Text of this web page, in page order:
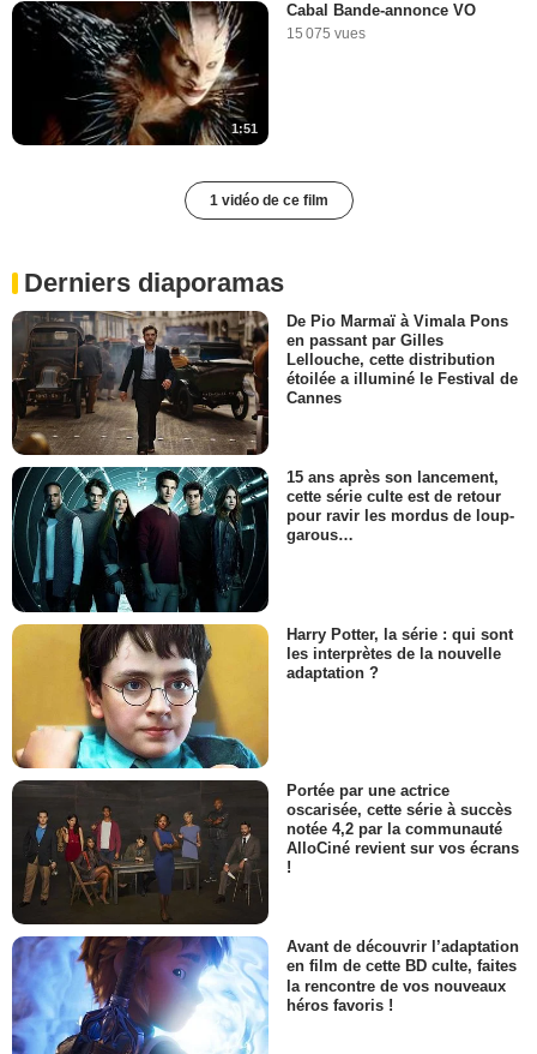
1:51
Cabal Bande-annonce VO
15 075 vues
1 vidéo de ce film
Derniers diaporamas
De Pio Marmaï à Vimala Pons
en passant par Gilles
Lellouche, cette distribution
étoilée a illuminé le Festival de
Cannes
15 ans après son lancement,
cette série culte est de retour
pour ravir les mordus de loup-
garous…
Harry Potter, la série : qui sont
les interprètes de la nouvelle
adaptation ?
Portée par une actrice
oscarisée, cette série à succès
notée 4,2 par la communauté
AlloCiné revient sur vos écrans
!
Avant de découvrir l’adaptation
en film de cette BD culte, faites
la rencontre de vos nouveaux
héros favoris !